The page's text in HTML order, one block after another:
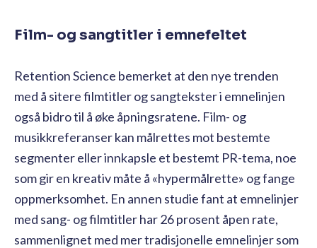
Film- og sangtitler i emnefeltet
Retention Science bemerket at den nye trenden
med å sitere filmtitler og sangtekster i emnelinjen
også bidro til å øke åpningsratene. Film- og
musikkreferanser kan målrettes mot bestemte
segmenter eller innkapsle et bestemt PR-tema, noe
som gir en kreativ måte å «hypermålrette» og fange
oppmerksomhet. En annen studie fant at emnelinjer
med sang- og filmtitler har 26 prosent åpen rate,
sammenlignet med mer tradisjonelle emnelinjer som